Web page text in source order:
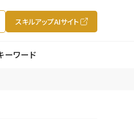
スキルアップAIサイト
ーワード